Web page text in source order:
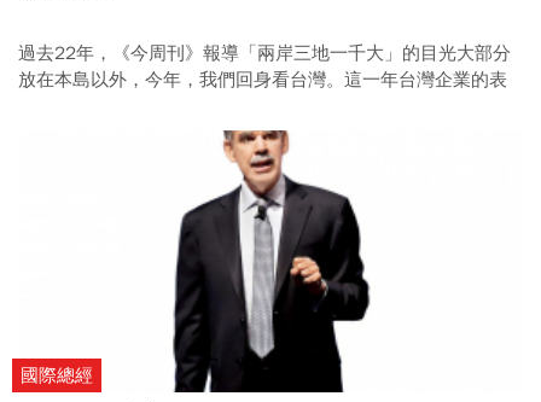
過去22年，《今周刊》報導「兩岸三地一千大」的目光大部分
放在本島以外，今年，我們回身看台灣。這一年台灣企業的表
國際總經